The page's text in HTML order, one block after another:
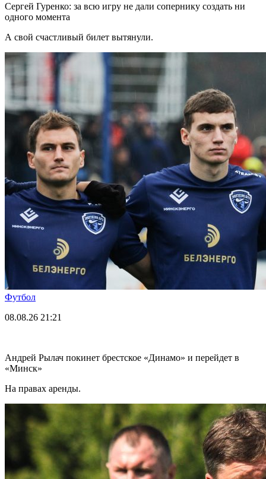
Сергей Гуренко: за всю игру не дали сопернику создать ни
одного момента
А свой счастливый билет вытянули.
Футбол
08.08.26 21:21
Андрей Рылач покинет брестское «Динамо» и перейдет в
«Минск»
На правах аренды.